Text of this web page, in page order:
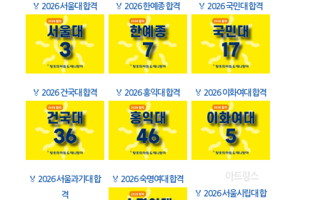
🏅 2026 서울대 합격 🏅 2026 한예종 합격 🏅 2026 국민대 합격
🏅 2026 건국대 합격 🏅 2026 홍익대 합격 🏅 2026 이화여대 합격
🏅 2026 서울과기대 합
격
🏅 2026 숙명여대 합격
🏅 2026 서울시립대 합